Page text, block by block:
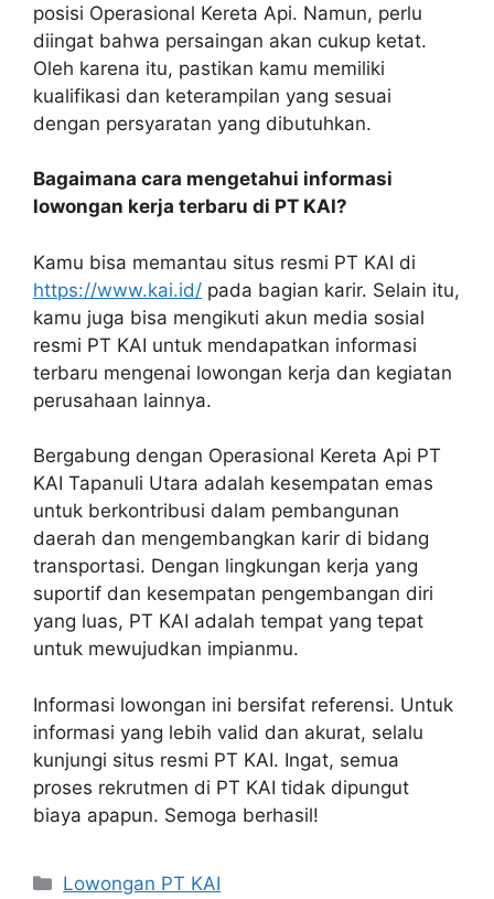
posisi Operasional Kereta Api. Namun, perlu
diingat bahwa persaingan akan cukup ketat.
Oleh karena itu, pastikan kamu memiliki
kualifikasi dan keterampilan yang sesuai
dengan persyaratan yang dibutuhkan.
Bagaimana cara mengetahui informasi
lowongan kerja terbaru di PT KAI?
Kamu bisa memantau situs resmi PT KAI di
https://www.kai.id/ pada bagian karir. Selain itu,
kamu juga bisa mengikuti akun media sosial
resmi PT KAI untuk mendapatkan informasi
terbaru mengenai lowongan kerja dan kegiatan
perusahaan lainnya.
Bergabung dengan Operasional Kereta Api PT
KAI Tapanuli Utara adalah kesempatan emas
untuk berkontribusi dalam pembangunan
daerah dan mengembangkan karir di bidang
transportasi. Dengan lingkungan kerja yang
suportif dan kesempatan pengembangan diri
yang luas, PT KAI adalah tempat yang tepat
untuk mewujudkan impianmu.
Informasi lowongan ini bersifat referensi. Untuk
informasi yang lebih valid dan akurat, selalu
kunjungi situs resmi PT KAI. Ingat, semua
proses rekrutmen di PT KAI tidak dipungut
biaya apapun. Semoga berhasil!
Categories
Lowongan PT KAI